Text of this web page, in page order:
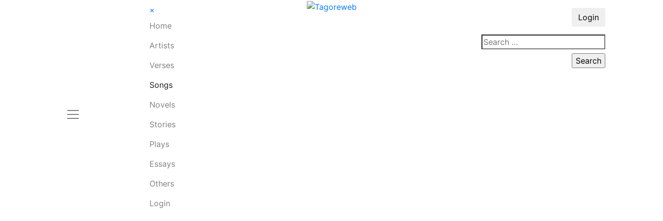
×
Home
Artists
Verses
Songs
Novels
Stories
Plays
Essays
Others
Login
Login